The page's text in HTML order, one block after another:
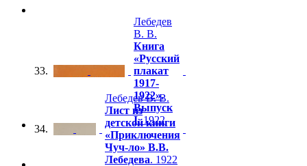
33.
Лебедев
В. В.
Книга
«Русский
плакат
1917-
1922».
Выпуск
I. 1922
34.
Лебедев В. В.
Лист из
детской книги
«Приключения
Чуч-ло» В.В.
Лебедева. 1922